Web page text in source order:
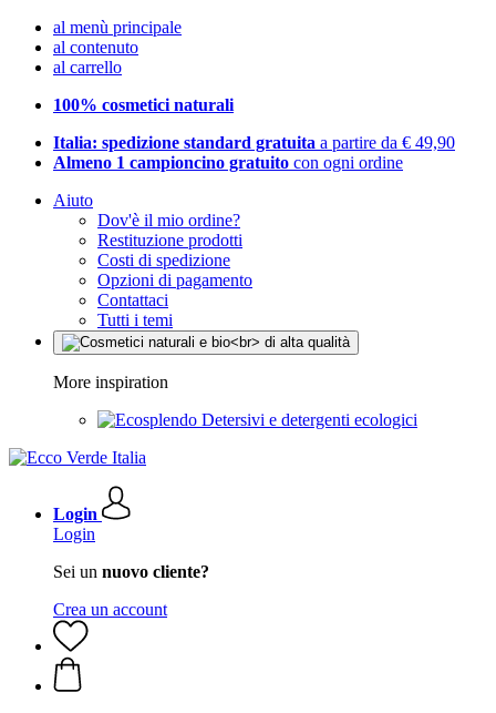
al menù principale
al contenuto
al carrello
100% cosmetici naturali
Italia: spedizione standard gratuita a partire da € 49,90
Almeno 1 campioncino gratuito con ogni ordine
Aiuto
Dov'è il mio ordine?
Restituzione prodotti
Costi di spedizione
Opzioni di pagamento
Contattaci
Tutti i temi
More inspiration
Detersivi e detergenti ecologici
Login
Login
Sei un nuovo cliente?
Crea un account